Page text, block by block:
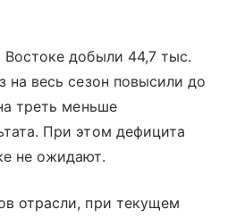
добыли 44,7 тыс.
на весь сезон повысили до
треть меньше
При этом дефицита
не ожидают.
отрасли, при текущем